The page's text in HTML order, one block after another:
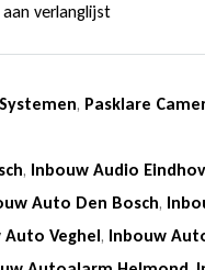
verlanglijst
, Pasklare
, Inbouw Audio
Auto Den Bosch,
Auto Veghel, Inbouw